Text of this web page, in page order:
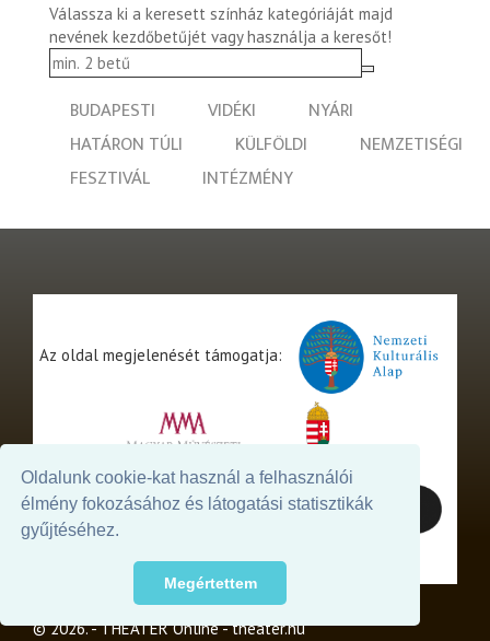
Oldalunk cookie-kat használ a felhasználói
élmény fokozásához és látogatási statisztikák
gyűjtéséhez.
Megértettem
Válassza ki a keresett színház kategóriáját majd
nevének kezdőbetűjét vagy használja a keresőt!
BUDAPESTI VIDÉKI
NYÁRI
HATÁRON TÚLI
KÜLFÖLDI
NEMZETISÉGI
FESZTIVÁL
INTÉZMÉNY
Az oldal megjelenését támogatja:
© 2026. - THEATER Online -theater.hu